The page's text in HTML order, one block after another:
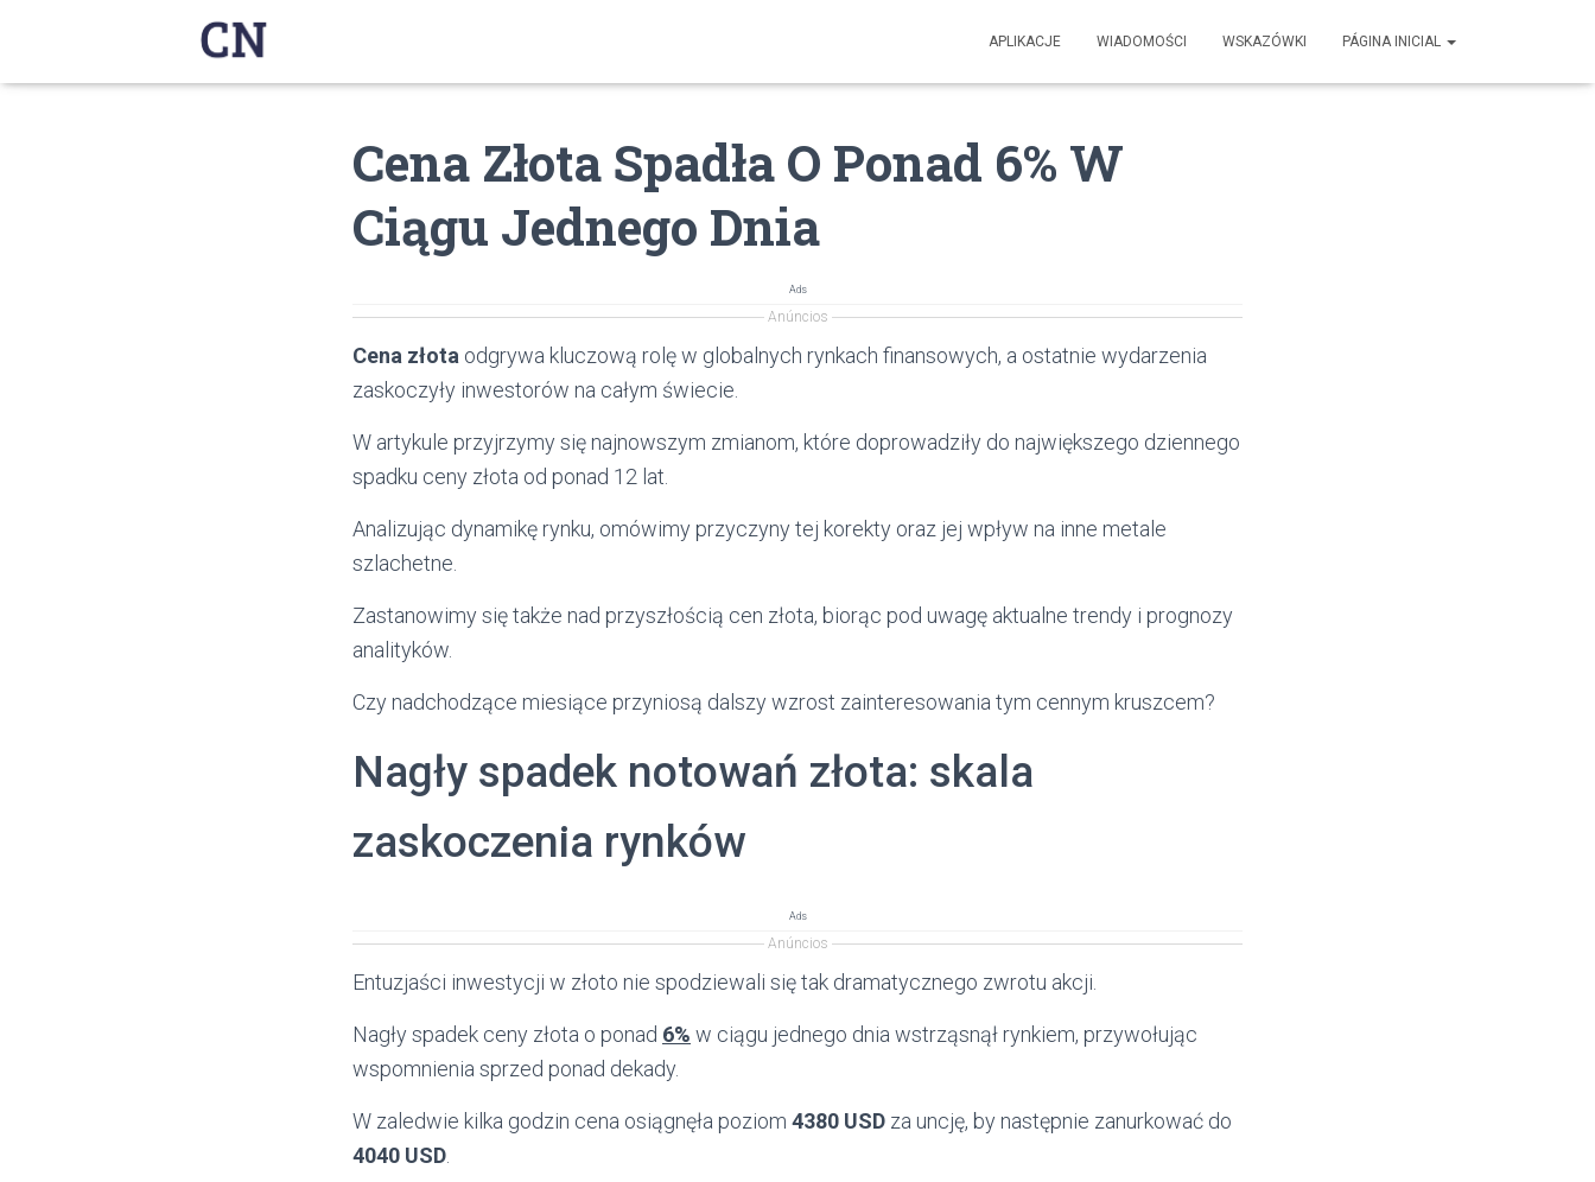
APLIKACJE WIADOMOŚCI WSKAZÓWKI PÁGINA INICIAL
Cena Złota Spadła O Ponad 6% W
Ciągu Jednego Dnia
Ads
Anúncios
Cena złota odgrywa kluczową rolę w globalnych rynkach finansowych, a ostatnie wydarzenia
zaskoczyły inwestorów na całym świecie.
W artykule przyjrzymy się najnowszym zmianom, które doprowadziły do największego dziennego
spadku ceny złota od ponad 12 lat.
Analizując dynamikę rynku, omówimy przyczyny tej korekty oraz jej wpływ na inne metale
szlachetne.
Zastanowimy się także nad przyszłością cen złota, biorąc pod uwagę aktualne trendy i prognozy
analityków.
Czy nadchodzące miesiące przyniosą dalszy wzrost zainteresowania tym cennym kruszcem?
Nagły spadek notowań złota: skala
zaskoczenia rynków
Ads
Anúncios
Entuzjaści inwestycji w złoto nie spodziewali się tak dramatycznego zwrotu akcji.
Nagły spadek ceny złota o ponad 6% w ciągu jednego dnia wstrząsnął rynkiem, przywołując
wspomnienia sprzed ponad dekady.
W zaledwie kilka godzin cena osiągnęła poziom 4380 USD za uncję, by następnie zanurkować do
4040 USD